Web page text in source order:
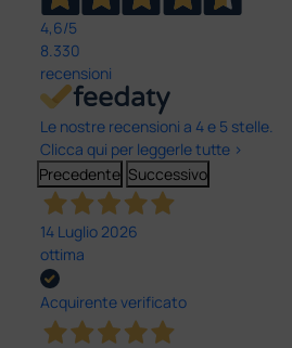
4,6/5
8.330
recensioni
Le nostre recensioni a 4 e 5 stelle.
Clicca qui per leggerle tutte >
Precedente Successivo
14 Luglio 2026
ottima
Acquirente verificato